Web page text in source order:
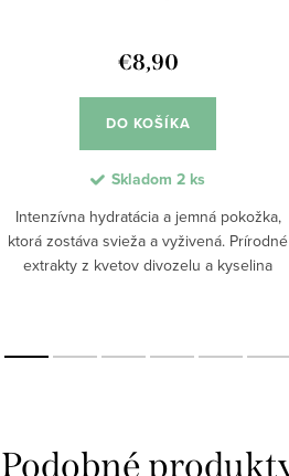
€8,90
DO KOŠÍKA
Skladom 2 ks
Intenzívna hydratácia a jemná pokožka,
ktorá zostáva svieža a vyživená. Prírodné
extrakty z kvetov divozelu a kyselina